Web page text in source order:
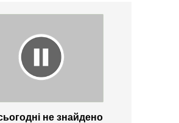
не знайдено